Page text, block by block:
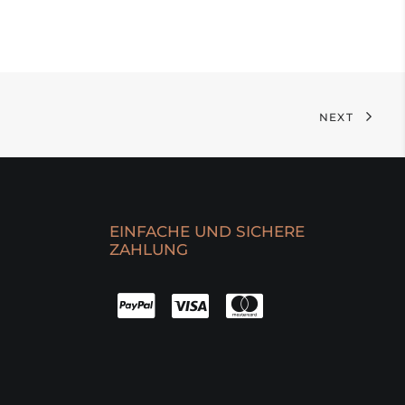
NEXT
EINFACHE UND SICHERE
ZAHLUNG